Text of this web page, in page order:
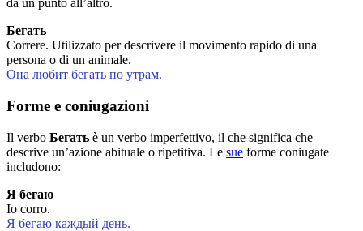
da un punto all’altro.
Бегать
Correre. Utilizzato per descrivere il movimento rapido di una
persona o di un animale.
Она любит бегать по утрам.
Forme e coniugazioni
Il verbo Бегать è un verbo imperfettivo, il che significa che
descrive un’azione abituale o ripetitiva. Le sue forme coniugate
includono:
Я бегаю
Io corro.
Я бегаю каждый день.